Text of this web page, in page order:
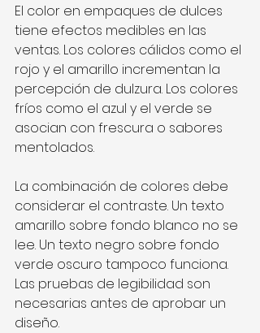
El color en empaques de dulces
tiene efectos medibles en las
ventas. Los colores cálidos como el
rojo y el amarillo incrementan la
percepción de dulzura. Los colores
fríos como el azul y el verde se
asocian con frescura o sabores
mentolados.
La combinación de colores debe
considerar el contraste. Un texto
amarillo sobre fondo blanco no se
lee. Un texto negro sobre fondo
verde oscuro tampoco funciona.
Las pruebas de legibilidad son
necesarias antes de aprobar un
diseño.